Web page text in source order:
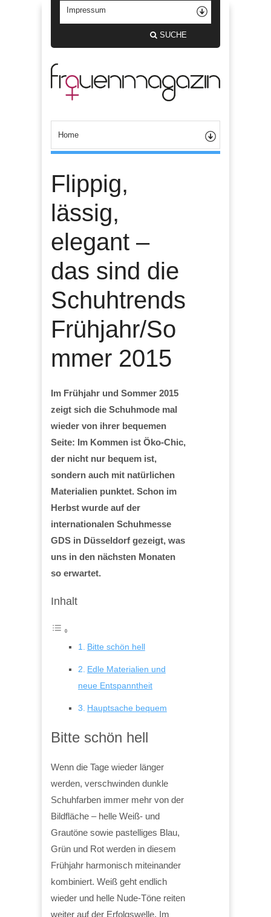
SUCHE
Flippig,
lässig,
elegant –
das sind die
Schuhtrends
Frühjahr/So
mmer 2015
Im Frühjahr und Sommer 2015
zeigt sich die Schuhmode mal
wieder von ihrer bequemen
Seite: Im Kommen ist Öko-Chic,
der nicht nur bequem ist,
sondern auch mit natürlichen
Materialien punktet. Schon im
Herbst wurde auf der
internationalen Schuhmesse
GDS in Düsseldorf gezeigt, was
uns in den nächsten Monaten
so erwartet.
Inhalt
Bitte schön hell
Edle Materialien und
neue Entspanntheit
Hauptsache bequem
Bitte schön hell
Wenn die Tage wieder länger
werden, verschwinden dunkle
Schuhfarben immer mehr von der
Bildfläche – helle Weiß- und
Grautöne sowie pastelliges Blau,
Grün und Rot werden in diesem
Frühjahr harmonisch miteinander
kombiniert. Weiß geht endlich
wieder und helle Nude-Töne reiten
weiter auf der Erfolgswelle. Im